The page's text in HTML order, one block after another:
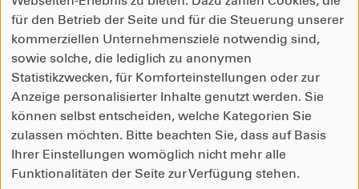
Speicherstraße 53
Tel: +49695050260
Fax: +4969505026500
Kontakt
Impressum
für den Betrieb der Seite und für die Steuerung unserer
kommerziellen Unternehmensziele notwendig sind,
sowie solche, die lediglich zu anonymen
Statistikzwecken, für Komforteinstellungen oder zur
Anzeige personalisierter Inhalte genutzt werden. Sie
können selbst entscheiden, welche Kategorien Sie
zulassen möchten. Bitte beachten Sie, dass auf Basis
Ihrer Einstellungen womöglich nicht mehr alle
Funktionalitäten der Seite zur Verfügung stehen.